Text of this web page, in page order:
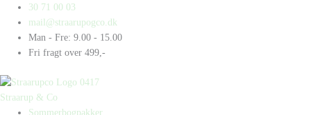
indholdet
30 71 00 03
mail@straarupogco.dk
Man - Fre: 9.00 - 15.00
Fri fragt over 499,-
Straarup & Co
Sommerbogpakker
Products
search
Products
search
Utrolige
historier
Bogpakke